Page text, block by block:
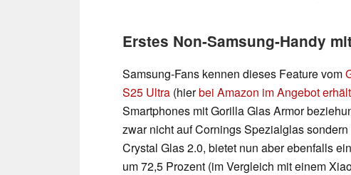
Erstes Non-Samsung-Handy
Samsung-Fans kennen dieses Feature vom
S25 Ultra (hierbei Amazon im Angebot
Smartphones mit Gorilla Glas Armor
zwar nicht auf Cornings Spezialglas
Crystal Glas 2.0, bietet nun aber ebenfalls
um 72,5 Prozent (im Vergleich mit einem